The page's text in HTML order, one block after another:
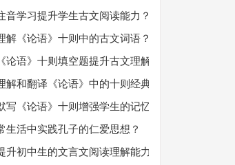
音学习提升学生古文阅读能力？
解《论语》十则中的古文词语？
论语》十则填空题提升古文理解能力？
解和翻译《论语》中的十则经典句子？
写《论语》十则增强学生的记忆力？
生活中实践孔子的仁爱思想？
升初中生的文言文阅读理解能力？